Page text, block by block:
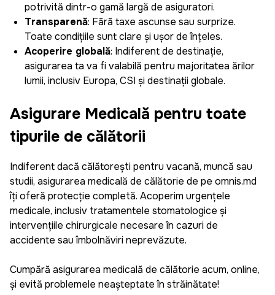
potrivită dintr-o gamă largă de asiguratori.
Transparență: Fără taxe ascunse sau surprize.
Toate condițiile sunt clare și ușor de înțeles.
Acoperire globală: Indiferent de destinație,
asigurarea ta va fi valabilă pentru majoritatea țărilor
lumii, inclusiv Europa, CSI și destinații globale.
Asigurare Medicală pentru toate
tipurile de călătorii
Indiferent dacă călătorești pentru vacanță, muncă sau
studii, asigurarea medicală de călătorie de pe omnis.md
îți oferă protecție completă. Acoperim urgențele
medicale, inclusiv tratamentele stomatologice și
intervențiile chirurgicale necesare în cazuri de
accidente sau îmbolnăviri neprevăzute.
Cumpără asigurarea medicală de călătorie acum, online,
și evită problemele neașteptate în străinătate!
Daniela
Plăcut surprinsă cît de repede și ușor poți genera
și la următoarea asigurare pot să o creez doar în
câțiva pași simpli. Recomand aplicația pentru cei
care apreciază timpul și eficiența.
Recomand, e super simplu să administrez
asigurările mașinilor din familiei și cele pe